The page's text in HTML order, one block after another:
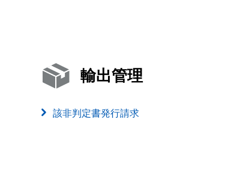
輸出管理
該非判定書発行請求